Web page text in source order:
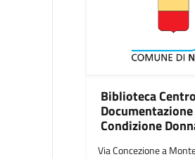
Biblioteca Centro
Documentazione
Condizione
Via Concezione a